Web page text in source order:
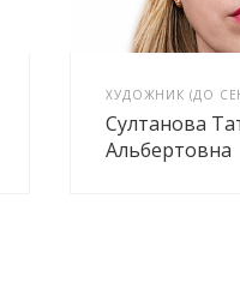
ХУДОЖНИК (ДО
Султанова
Альбертовна